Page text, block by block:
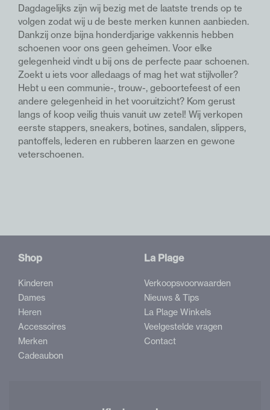
Dagdagelijks zijn wij bezig met de laatste trends op te
volgen zodat wij u de beste merken kunnen aanbieden.
Dankzij onze bijna honderdjarige vakkennis hebben
schoenen voor ons geen geheimen. Voor elke
gelegenheid vindt u bij ons de perfecte paar schoenen.
Zoekt u iets voor alledaags of mag het wat stijlvoller?
Hebt u een communie-, trouw-, geboortefeest of een
andere gelegenheid in het vooruitzicht? Kom gerust
langs of koop veilig thuis vanuit uw zetel! Wij verkopen
eerste stappers, sneakers, botines, sandalen, slippers,
pantoffels, lederen en rubberen laarzen en gewone
veterschoenen.
Shop
Kinderen
Dames
Heren
Accessoires
Merken
Cadeaubon
La Plage
Verkoopsvoorwaarden
Nieuws & Tips
La Plage Winkels
Veelgestelde vragen
Contact